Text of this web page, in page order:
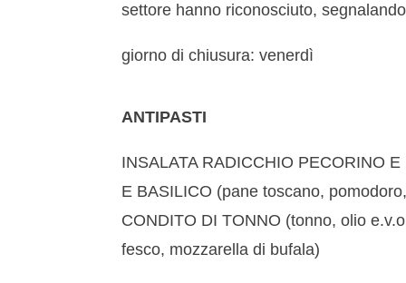
settore hanno riconosciuto,
giorno di chiusura: venerdì
ANTIPASTI
INSALATA RADICCHIO PECORINO
E BASILICO (pane toscano,
CONDITO DI TONNO (tonno, olio
fesco, mozzarella di bufala)